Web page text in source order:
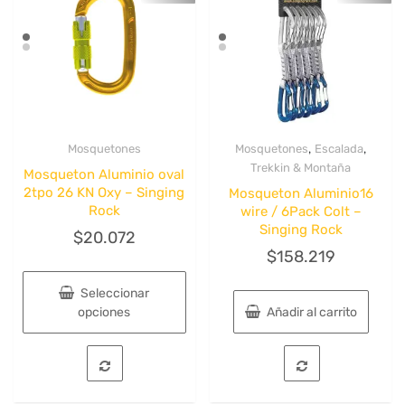
Mosquetones
Mosqueton Aluminio oval
2tpo 26 KN Oxy – Singing
Rock
$20.072
Seleccionar
opciones
Este
producto
tiene
Quick View
Mosquetones, Escalada,
Trekkin & Montaña
Mosqueton Aluminio16
wire / 6Pack Colt –
Singing Rock
$158.219
Añadir al carrito